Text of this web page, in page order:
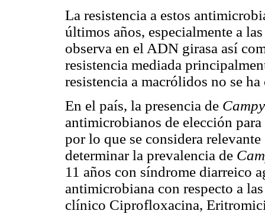
La resistencia a estos
últimos años, especialmente a
observa en el ADN girasa así
resistencia mediada
resistencia a macrólidos no se
En el país, la presencia de
antimicrobianos de elección
por lo que se considera
determinar la prevalencia de
11 años con síndrome diarreico
antimicrobiana con respecto a
clínico Ciprofloxacina,